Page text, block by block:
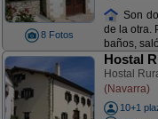
8 Fotos
Son
de la otra.
baños,
Hostal
Hostal
(Navarra)
10+1